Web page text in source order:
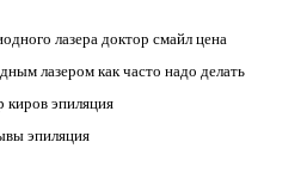
лазера доктор смайл цена
лазером как часто надо делать
киров эпиляция
эпиляция